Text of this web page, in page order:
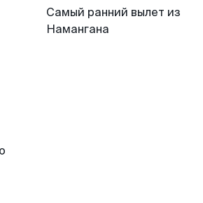
Самый ранний вылет из
Намангана